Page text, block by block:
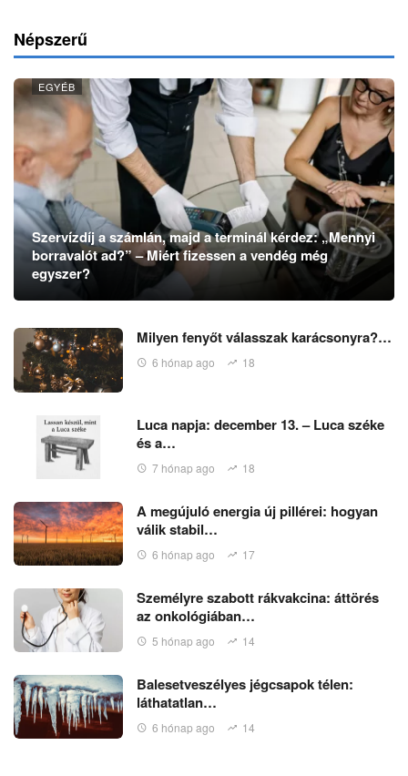
Népszerű
EGYÉB
Szervízdíj a számlán, majd a terminál kérdez: „Mennyi
borravalót ad?” – Miért fizessen a vendég még
egyszer?
Milyen fenyőt válasszak karácsonyra?…
6 hónap ago 18
Luca napja: december 13. – Luca széke
és a…
7 hónap ago 18
A megújuló energia új pillérei: hogyan
válik stabil…
6 hónap ago 17
Személyre szabott rákvakcina: áttörés
az onkológiában…
5 hónap ago 14
Balesetveszélyes jégcsapok télen:
láthatatlan…
6 hónap ago 14